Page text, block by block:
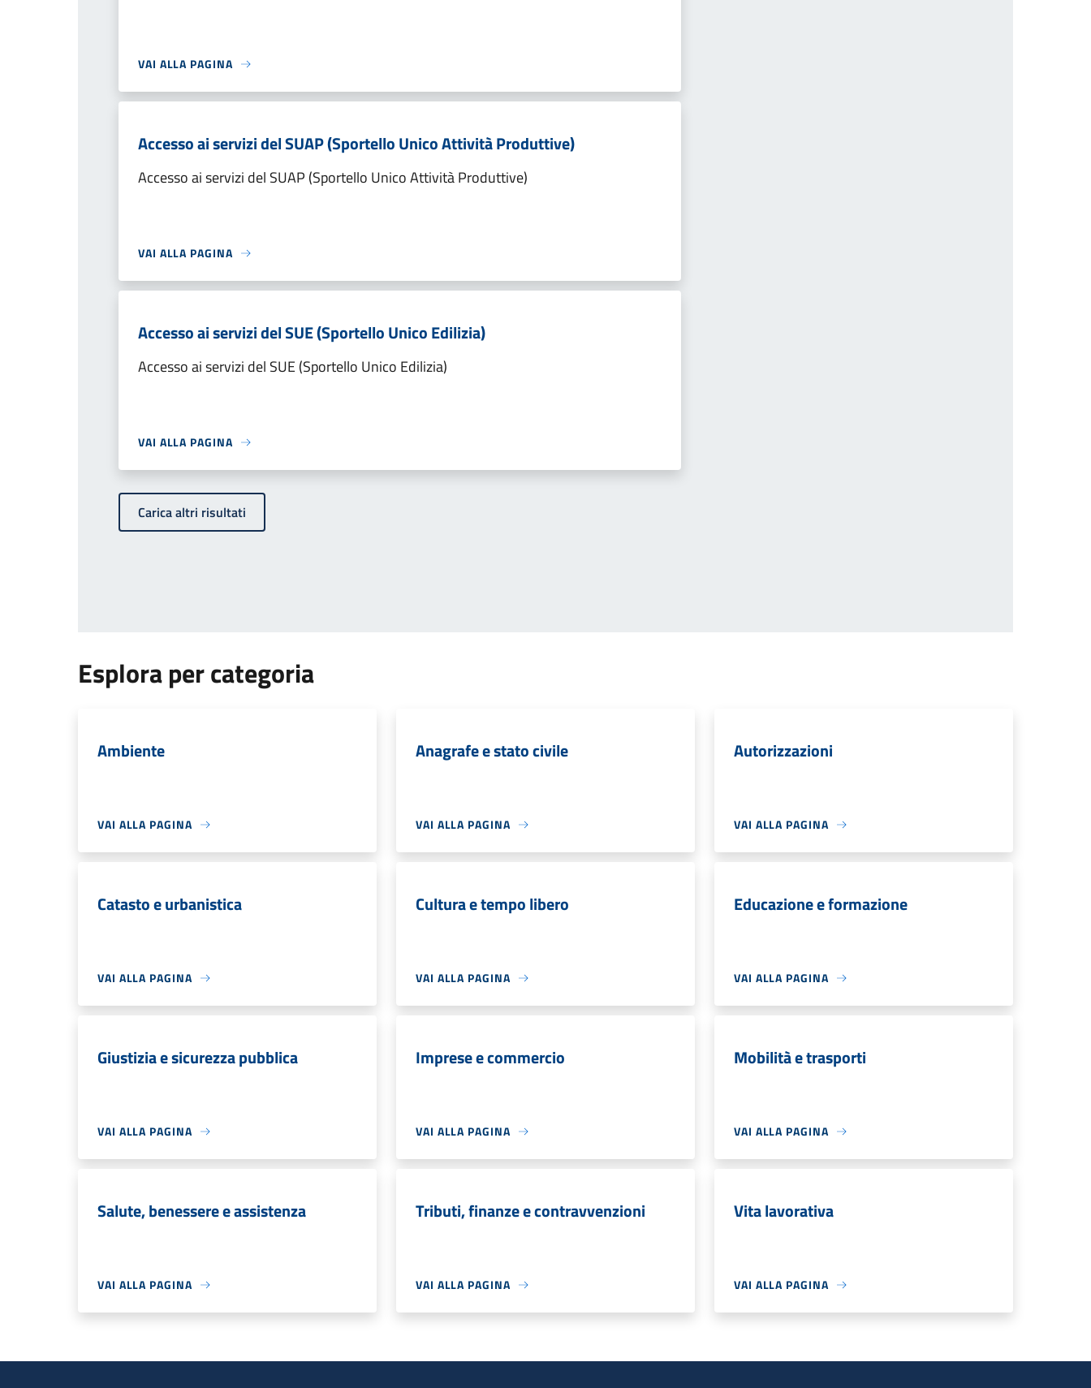
VAI ALLA PAGINA
Accesso ai servizi del SUAP (Sportello Unico Attività Produttive)
Accesso ai servizi del SUAP (Sportello Unico Attività Produttive)
VAI ALLA PAGINA
Accesso ai servizi del SUE (Sportello Unico Edilizia)
Accesso ai servizi del SUE (Sportello Unico Edilizia)
VAI ALLA PAGINA
Carica altri risultati
Esplora per categoria
Ambiente
VAI ALLA PAGINA
Anagrafe e stato civile
VAI ALLA PAGINA
Autorizzazioni
VAI ALLA PAGINA
Catasto e urbanistica
VAI ALLA PAGINA
Cultura e tempo libero
VAI ALLA PAGINA
Educazione e formazione
VAI ALLA PAGINA
Giustizia e sicurezza pubblica
VAI ALLA PAGINA
Imprese e commercio
VAI ALLA PAGINA
Mobilità e trasporti
VAI ALLA PAGINA
Salute, benessere e assistenza
VAI ALLA PAGINA
Tributi, finanze e contravvenzioni
VAI ALLA PAGINA
Vita lavorativa
VAI ALLA PAGINA